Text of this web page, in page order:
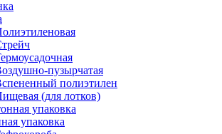
пузырчатая
полиэтилен
(для лотков)
упаковка